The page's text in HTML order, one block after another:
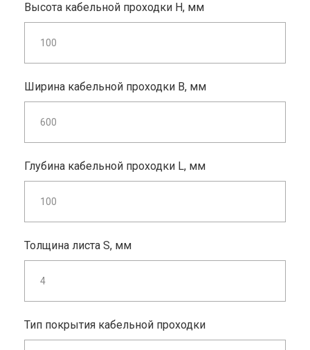
Высота кабельной проходки H, мм
Ширина кабельной проходки B, мм
Глубина кабельной проходки L, мм
Толщина листа S, мм
Тип покрытия кабельной проходки